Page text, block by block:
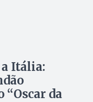
Itália:
“Oscar da